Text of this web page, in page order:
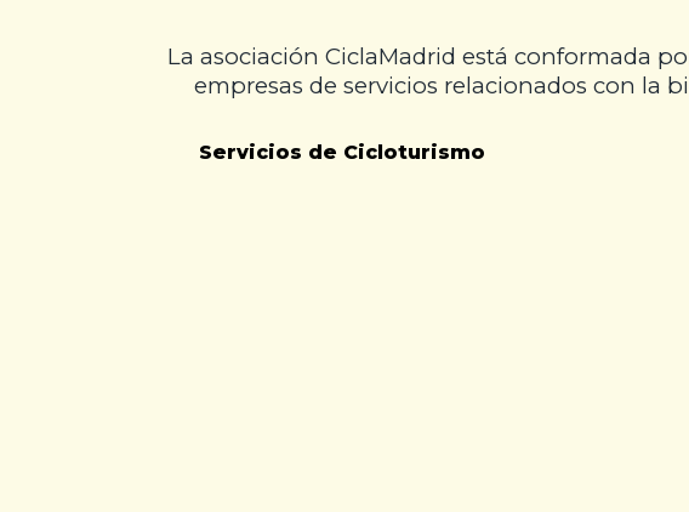
La asociación CiclaMadrid está conformada
empresas de servicios relacionados con la
Servicios de Cicloturismo